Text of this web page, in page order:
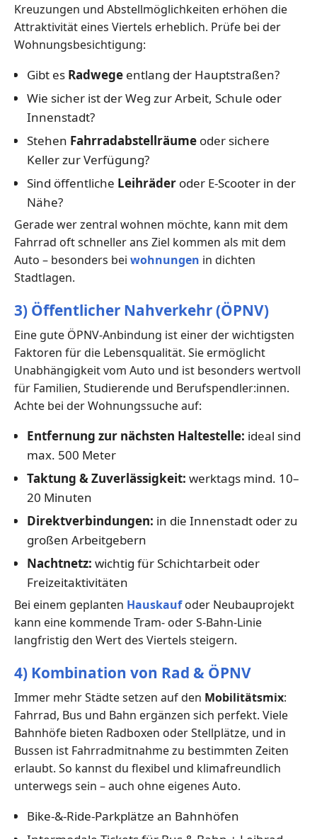
Kreuzungen und Abstellmöglichkeiten erhöhen die
Attraktivität eines Viertels erheblich. Prüfe bei der
Wohnungsbesichtigung:
Gibt es Radwegeentlang der Hauptstraßen?
Wie sicher ist der Weg zur Arbeit, Schule oder
Innenstadt?
Stehen Fahrradabstellräumeoder sichere
Keller zur Verfügung?
Sind öffentliche Leihräderoder E-Scooter in der
Nähe?
Gerade wer zentral wohnen möchte, kann mit dem
Fahrrad oft schneller ans Ziel kommen als mit dem
Auto – besonders bei wohnungen in dichten
Stadtlagen.
3) Öffentlicher Nahverkehr (ÖPNV)
Eine gute ÖPNV-Anbindung ist einer der wichtigsten
Faktoren für die Lebensqualität. Sie ermöglicht
Unabhängigkeit vom Auto und ist besonders wertvoll
für Familien, Studierende und Berufspendler:innen.
Achte bei der Wohnungssuche auf:
Entfernung zur nächsten Haltestelle: ideal sind
max. 500 Meter
Taktung & Zuverlässigkeit: werktags mind. 10–
20 Minuten
Direktverbindungen: in die Innenstadt oder zu
großen Arbeitgebern
Nachtnetz: wichtig für Schichtarbeit oder
Freizeitaktivitäten
Bei einem geplanten Hauskaufoder Neubauprojekt
kann eine kommende Tram- oder S-Bahn-Linie
langfristig den Wert des Viertels steigern.
4) Kombination von Rad & ÖPNV
Immer mehr Städte setzen auf den Mobilitätsmix:
Fahrrad, Bus und Bahn ergänzen sich perfekt. Viele
Bahnhöfe bieten Radboxen oder Stellplätze, und in
Bussen ist Fahrradmitnahme zu bestimmten Zeiten
erlaubt. So kannst du flexibel und klimafreundlich
unterwegs sein – auch ohne eigenes Auto.
Bike-&-Ride-Parkplätze an Bahnhöfen